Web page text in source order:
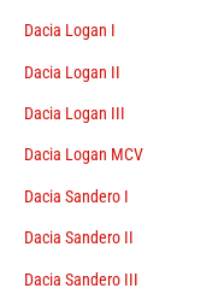
Dacia Logan I
Dacia Logan II
Dacia Logan III
Dacia Logan MCV
Dacia Sandero I
Dacia Sandero II
Dacia Sandero III